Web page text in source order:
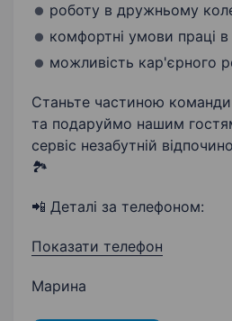
роботу в дружньому
комфортні умови праці в
можливість кар'єрного
Станьте частиною команди
та подаруймо нашим
сервіс незабутній
🏞
📲 Деталі за телефоном:
Показати телефон
Марина